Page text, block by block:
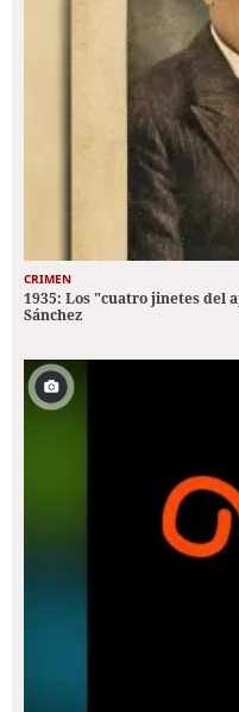
CRIMEN
1935: Los "cuatro jinetes del
Sánchez